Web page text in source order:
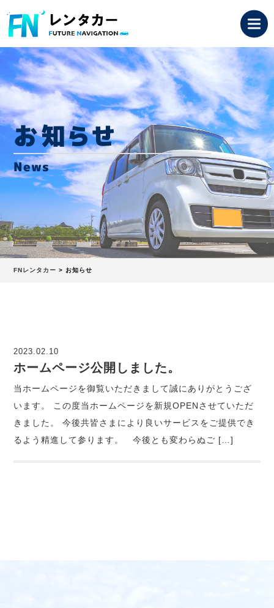
お知らせ
News
FNレンタカー > お知らせ
2023.02.10
ホームページ公開しました。
当ホームページを御覧いただきまして誠にありがとうござ
います。 この度当ホームページを新規OPENさせていただ
きました。 今後共皆さまにより良いサービスをご提供でき
るよう精進して参ります。 今後とも変わらぬご […]